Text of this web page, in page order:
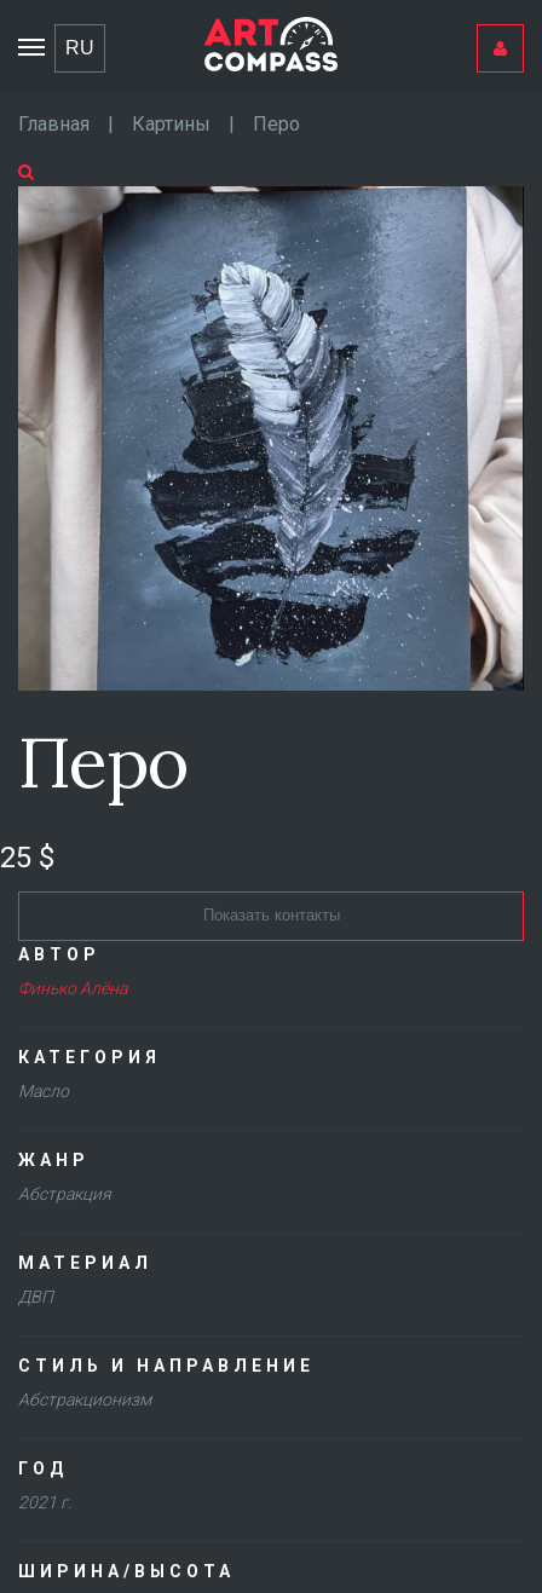
Toggle
navigation
RU
Главная | Картины | Перо
Перо
25 $
Показать контакты
АВТОР
Финько Алёна
КАТЕГОРИЯ
Масло
ЖАНР
Абстракция
МАТЕРИАЛ
ДВП
СТИЛЬ И НАПРАВЛЕНИЕ
Абстракционизм
ГОД
2021 г.
ШИРИНА/ВЫСОТА